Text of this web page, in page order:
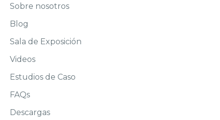
Sobre nosotros
Blog
Sala de Exposición
Videos
Estudios de Caso
FAQs
Descargas